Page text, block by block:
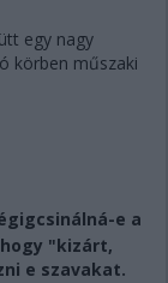
egy nagy
körben műszaki
e a
"kizárt,
e szavakat.